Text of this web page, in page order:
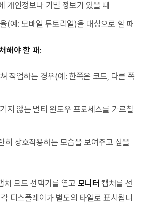
개인정보나 기밀 정보가 있을 때
(예: 모바일 튜토리얼)을 대상으로 할 때
해야 할 때:
작업하는 경우(예: 한쪽은 코드, 다른 쪽
지 않는 멀티 윈도우 프로세스를 가르칠
히 상호작용하는 모습을 보여주고 싶을
모드 선택기를 열고 모니터 캡처를 선
디스플레이가 별도의 타일로 표시됩니